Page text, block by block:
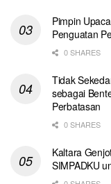
Pimpin
Penguatan
0 SHARES
Tidak
sebagai
Perbatasan
0 SHARES
Kaltara
SIMPADKU